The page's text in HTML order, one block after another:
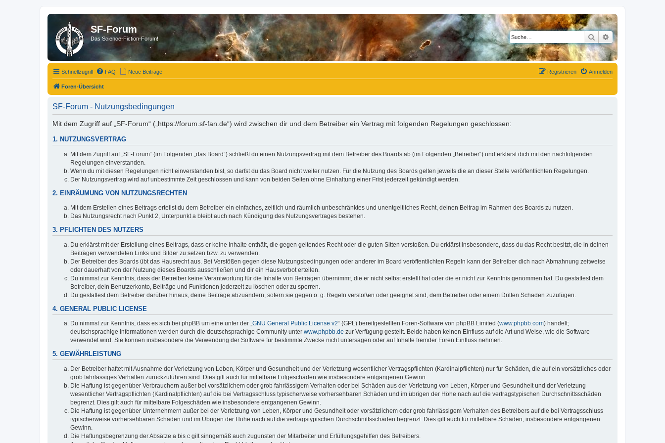
SF-Forum
Das Science-Fiction-Forum! SucheErweiterte Suche
Schnellzugriff FAQ Neue Beiträge Anmelden
Registrieren
Foren-Übersicht
SF-Forum - Nutzungsbedingungen
Mit dem Zugriff auf „SF-Forum“ („https://forum.sf-fan.de“) wird zwischen dir und dem Betreiber ein Vertrag mit folgenden Regelungen geschlossen:
1. NUTZUNGSVERTRAG
Mit dem Zugriff auf „SF-Forum“ (im Folgenden „das Board“) schließt du einen Nutzungsvertrag mit dem Betreiber des Boards ab (im Folgenden „Betreiber“) und erklärst dich mit den nachfolgenden
Regelungen einverstanden.
Wenn du mit diesen Regelungen nicht einverstanden bist, so darfst du das Board nicht weiter nutzen. Für die Nutzung des Boards gelten jeweils die an dieser Stelle veröffentlichten Regelungen.
Der Nutzungsvertrag wird auf unbestimmte Zeit geschlossen und kann von beiden Seiten ohne Einhaltung einer Frist jederzeit gekündigt werden.
2. EINRÄUMUNG VON NUTZUNGSRECHTEN
Mit dem Erstellen eines Beitrags erteilst du dem Betreiber ein einfaches, zeitlich und räumlich unbeschränktes und unentgeltliches Recht, deinen Beitrag im Rahmen des Boards zu nutzen.
Das Nutzungsrecht nach Punkt 2, Unterpunkt a bleibt auch nach Kündigung des Nutzungsvertrages bestehen.
3. PFLICHTEN DES NUTZERS
Du erklärst mit der Erstellung eines Beitrags, dass er keine Inhalte enthält, die gegen geltendes Recht oder die guten Sitten verstoßen. Du erklärst insbesondere, dass du das Recht besitzt, die in deinen
Beiträgen verwendeten Links und Bilder zu setzen bzw. zu verwenden.
Der Betreiber des Boards übt das Hausrecht aus. Bei Verstößen gegen diese Nutzungsbedingungen oder anderer im Board veröffentlichten Regeln kann der Betreiber dich nach Abmahnung zeitweise
oder dauerhaft von der Nutzung dieses Boards ausschließen und dir ein Hausverbot erteilen.
Du nimmst zur Kenntnis, dass der Betreiber keine Verantwortung für die Inhalte von Beiträgen übernimmt, die er nicht selbst erstellt hat oder die er nicht zur Kenntnis genommen hat. Du gestattest dem
Betreiber, dein Benutzerkonto, Beiträge und Funktionen jederzeit zu löschen oder zu sperren.
Du gestattest dem Betreiber darüber hinaus, deine Beiträge abzuändern, sofern sie gegen o. g. Regeln verstoßen oder geeignet sind, dem Betreiber oder einem Dritten Schaden zuzufügen.
4. GENERAL PUBLIC LICENSE
Du nimmst zur Kenntnis, dass es sich bei phpBB um eine unter der „GNU General Public License v2“ (GPL) bereitgestellten Foren-Software von phpBB Limited (www.phpbb.com) handelt;
deutschsprachige Informationen werden durch die deutschsprachige Community unter www.phpbb.de zur Verfügung gestellt. Beide haben keinen Einfluss auf die Art und Weise, wie die Software
verwendet wird. Sie können insbesondere die Verwendung der Software für bestimmte Zwecke nicht untersagen oder auf Inhalte fremder Foren Einfluss nehmen.
5. GEWÄHRLEISTUNG
Der Betreiber haftet mit Ausnahme der Verletzung von Leben, Körper und Gesundheit und der Verletzung wesentlicher Vertragspflichten (Kardinalpflichten) nur für Schäden, die auf ein vorsätzliches oder
grob fahrlässiges Verhalten zurückzuführen sind. Dies gilt auch für mittelbare Folgeschäden wie insbesondere entgangenen Gewinn.
Die Haftung ist gegenüber Verbrauchern außer bei vorsätzlichem oder grob fahrlässigem Verhalten oder bei Schäden aus der Verletzung von Leben, Körper und Gesundheit und der Verletzung
wesentlicher Vertragspflichten (Kardinalpflichten) auf die bei Vertragsschluss typischerweise vorhersehbaren Schäden und im übrigen der Höhe nach auf die vertragstypischen Durchschnittsschäden
begrenzt. Dies gilt auch für mittelbare Folgeschäden wie insbesondere entgangenen Gewinn.
Die Haftung ist gegenüber Unternehmern außer bei der Verletzung von Leben, Körper und Gesundheit oder vorsätzlichem oder grob fahrlässigem Verhalten des Betreibers auf die bei Vertragsschluss
typischerweise vorhersehbaren Schäden und im Übrigen der Höhe nach auf die vertragstypischen Durchschnittsschäden begrenzt. Dies gilt auch für mittelbare Schäden, insbesondere entgangenen
Gewinn.
Die Haftungsbegrenzung der Absätze a bis c gilt sinngemäß auch zugunsten der Mitarbeiter und Erfüllungsgehilfen des Betreibers.